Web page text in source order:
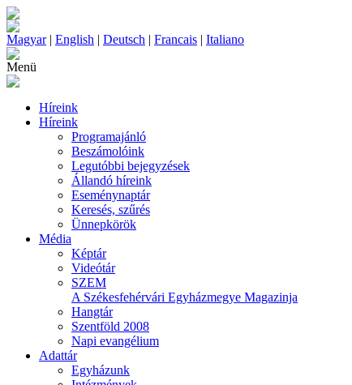
Magyar| English | Deutsch | Francais | Italiano
Menü
Híreink
Híreink
Programajánló
Beszámolóink
Legutóbbi bejegyzések
Állandó híreink
Eseménynaptár
Keresés, szűrés
Ünnepkörök
Média
Képtár
Videótár
SZEM
A Székesfehérvári Egyházmegye Magazinja
Hangtár
Szentföld 2008
Napi evangélium
Adattár
Egyházunk